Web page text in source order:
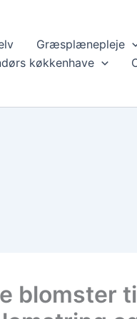
Græsplænepleje
køkkenhave
blomster